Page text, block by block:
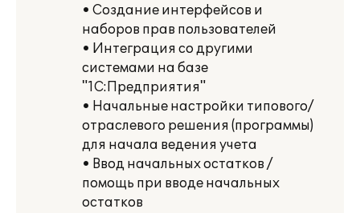
• Создание интерфейсов и
наборов прав пользователей
• Интеграция со другими
системами на базе
"1С:Предприятия"
• Начальные настройки типового/
отраслевого решения (программы)
для начала ведения учета
• Ввод начальных остатков /
помощь при вводе начальных
остатков